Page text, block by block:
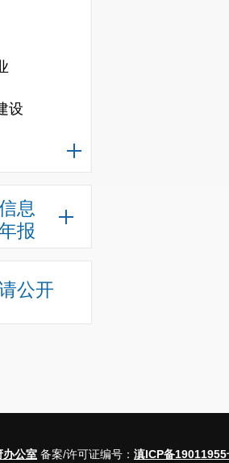
设
息
报
公开
办公室 备案/许可证编号： 滇ICP备